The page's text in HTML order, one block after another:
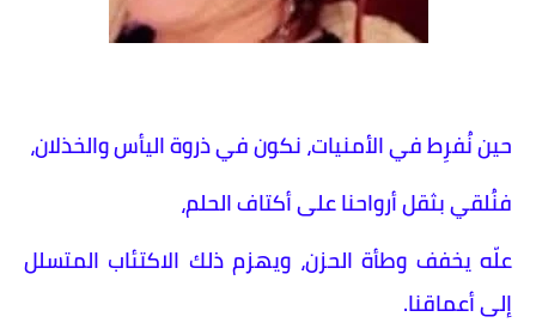
حين نُفرِط في الأمنيات، نكون في ذروة اليأس والخذلان،
فنُلقي بثقل أرواحنا على أكتاف الحلم،
علّه يخفف وطأة الحزن، ويهزم ذلك الاكتئاب المتسلل
إلى أعماقنا.